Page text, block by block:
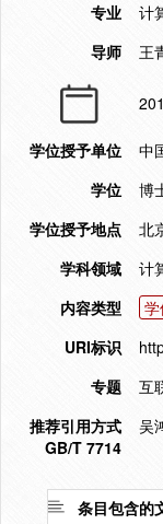
专业
计
导师
王
学位授予单位
中
学位
博
学位授予地点
北
学科领域
计
内容类型
URI标识
专题
互
推荐引用方式
GB/T 7714
吴
条目包含的